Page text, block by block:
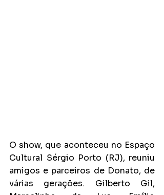
O show, que aconteceu no Espaço
Cultural Sérgio Porto (RJ), reuniu
amigos e parceiros de Donato, de
várias gerações. Gilberto Gil,